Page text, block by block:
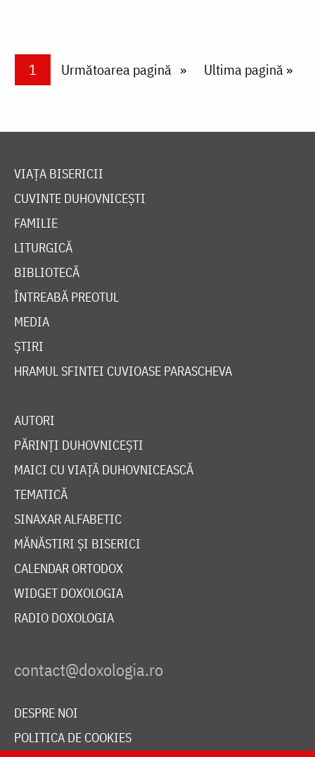
PaginareCurrent page
1 Next page
Următoarea pagină Last page
Ultima pagină »
VIAȚA BISERICII
CUVINTE DUHOVNICEȘTI
FAMILIE
LITURGICĂ
BIBLIOTECĂ
ÎNTREABĂ PREOTUL
MEDIA
ȘTIRI
HRAMUL SFINTEI CUVIOASE PARASCHEVA
AUTORI
PĂRINȚI DUHOVNICEȘTI
MAICI CU VIAȚĂ DUHOVNICEASCĂ
TEMATICĂ
SINAXAR ALFABETIC
MĂNĂSTIRI ȘI BISERICI
CALENDAR ORTODOX
WIDGET DOXOLOGIA
RADIO DOXOLOGIA
DESPRE NOI
POLITICA DE COOKIES